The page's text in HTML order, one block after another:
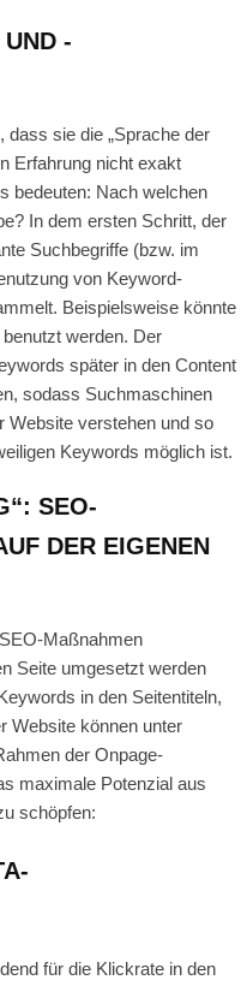
-
dass sie die „Sprache der
Erfahrung nicht exakt
bedeuten: Nach welchen
In dem ersten Schritt, der
Suchbegriffe (bzw. im
von Keyword-
Beispielsweise könnte
benutzt werden. Der
später in den Content
sodass Suchmaschinen
Website verstehen und so
Keywords möglich ist.
SEO-
DER EIGENEN W
Maßnahmen
Seite umgesetzt werden
in den Seitentiteln,
Website können unter
der Onpage-
maximale Potenzial aus
schöpfen:
für die Klickrate in den